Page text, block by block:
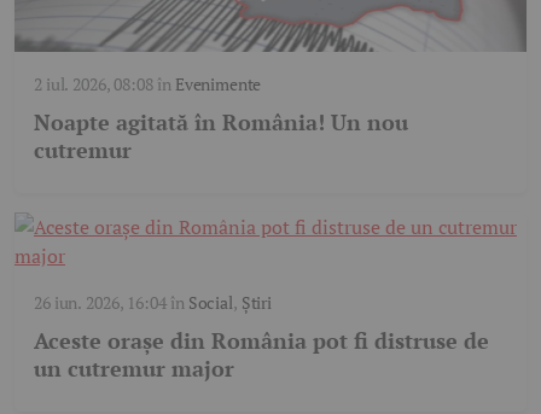
2 iul. 2026, 08:08în Evenimente
Noapte agitată în România! Un nou
cutremur
26 iun. 2026, 16:04în Social, Știri
Aceste orașe din România pot fi distruse de
un cutremur major